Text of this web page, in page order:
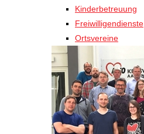
Kinderbetreuung
Freiwilligendienste
Ortsvereine